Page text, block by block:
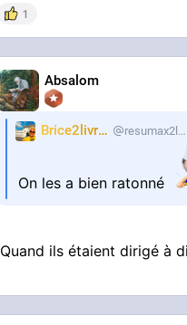
1
Absalom
Brice2livres resumax2livres
On les a bien ratonné
Quand ils étaient dirigé à